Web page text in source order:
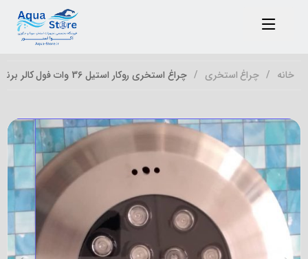
خانه چراغ استخری چراغ استخری روکار استیل 36 وات فول کالر برند LEDMAN